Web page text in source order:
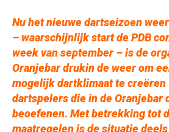
Nu het nieuwe dartseizoen
– waarschijnlijk start de PDB
week van september – is de
Oranjebar drukin de weer om
mogelijk dartklimaat te creëren
dartspelers die in de Oranjebar
beoefenen. Met betrekking tot
maatregelen is de situatie